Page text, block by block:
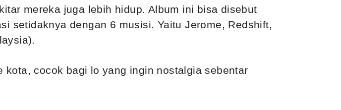
mereka juga lebih hidup. Album ini bisa disebut
setidaknya dengan 6 musisi. Yaitu Jerome, Redshift,
kota, cocok bagi lo yang ingin nostalgia sebentar